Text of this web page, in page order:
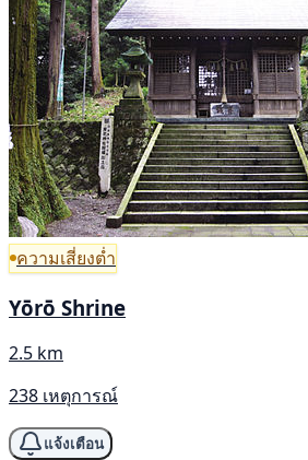
ความเสี่ยงต่ำ
Yōrō Shrine
2.5 km
238 เหตุการณ์
แจ้งเตือน